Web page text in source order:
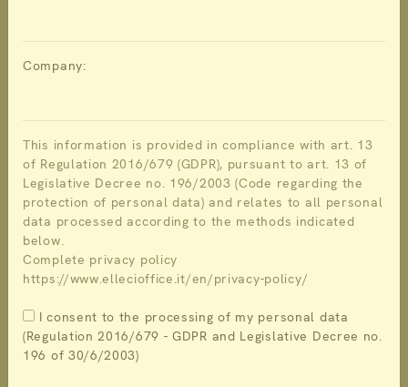
Company:
This information is provided in compliance with art. 13
of Regulation 2016/679 (GDPR), pursuant to art. 13 of
Legislative Decree no. 196/2003 (Code regarding the
protection of personal data) and relates to all personal
data processed according to the methods indicated
below.
Complete privacy policy
https://www.ellecioffice.it/en/privacy-policy/
I consent to the processing of my personal data
(Regulation 2016/679 - GDPR and Legislative Decree no.
196 of 30/6/2003)